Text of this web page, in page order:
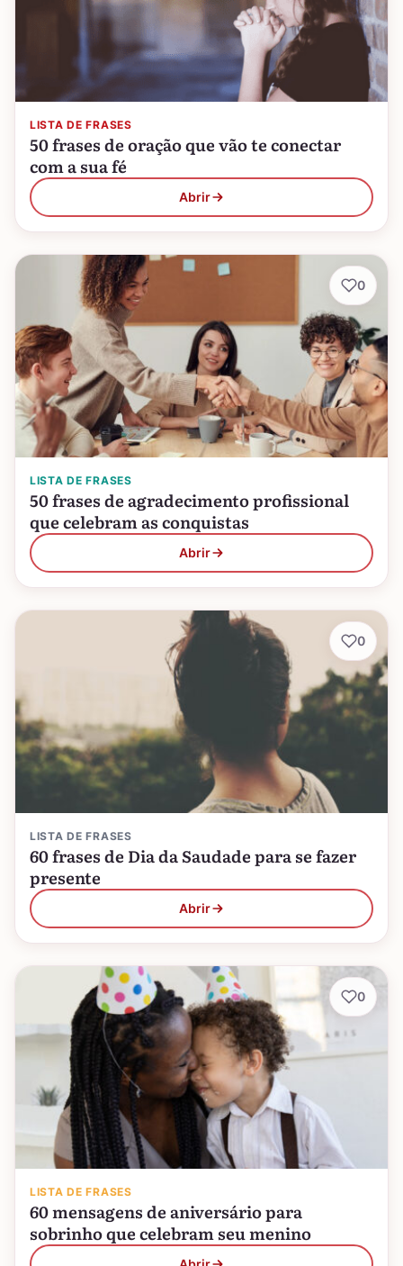
LISTA DE FRASES
50 frases de oração que vão te conectar
com a sua fé
Abrir
LISTA DE FRASES
50 frases de agradecimento profissional
que celebram as conquistas
Abrir
0
LISTA DE FRASES
60 frases de Dia da Saudade para se fazer
presente
Abrir
0
LISTA DE FRASES
60 mensagens de aniversário para
sobrinho que celebram seu menino
0